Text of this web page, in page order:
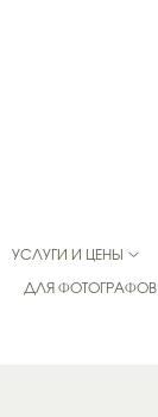
УСЛУГИ И ЦЕНЫ
ДЛЯ ФОТОГРАФОВ